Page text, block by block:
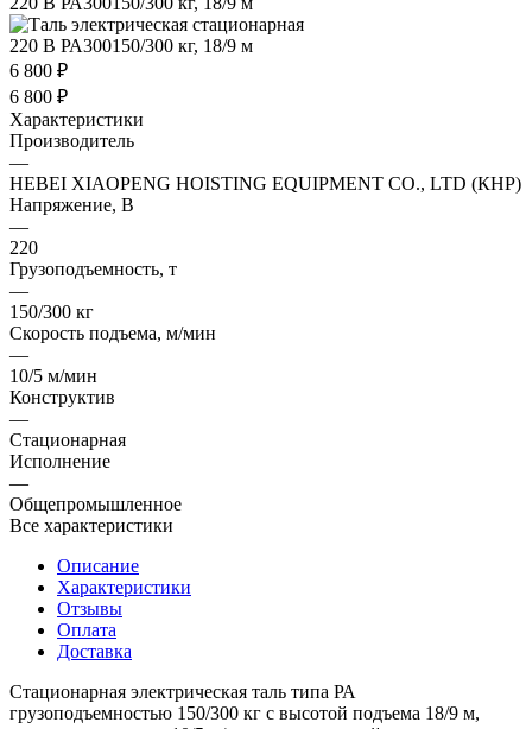
6 800 ₽
6 800 ₽
Характеристики
Производитель
—
HEBEI XIAOPENG HOISTING EQUIPMENT CO., LTD (КНР)
Напряжение, В
—
220
Грузоподъемность, т
—
150/300 кг
Скорость подъема, м/мин
—
10/5 м/мин
Конструктив
—
Стационарная
Исполнение
—
Общепромышленное
Все характеристики
Описание
Характеристики
Отзывы
Оплата
Доставка
Стационарная электрическая таль типа РА
грузоподъемностью 150/300 кг с высотой подъема 18/9 м,